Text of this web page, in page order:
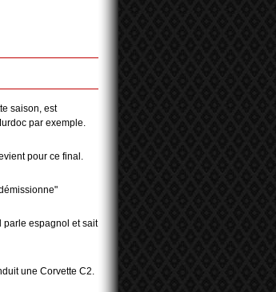
saison, est
par exemple.
pour ce final.
parle espagnol et sait
une Corvette C2.